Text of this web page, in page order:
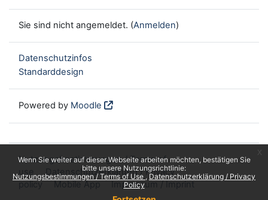
Wenn Sie weiter auf dieser Webseite arbeiten möchten, bestätigen Sie
bitte unsere Nutzungsrichtlinie:
Nutzungsbestimmungen / Terms of Use
Datenschutzerklärung / Privacy
Policy
Sie sind nicht angemeldet. (Anmelden)
Datenschutzinfos
Standarddesign
Powered by Moodle
Nutzungsbestimmungen / Terms of
use
Datenschutzerklärung / Privacy
policy
Mobile App Impressum / Imprint